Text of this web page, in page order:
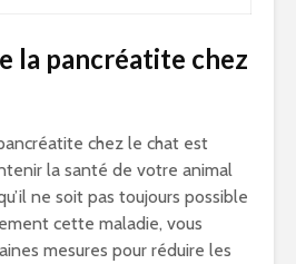
la pancréatite chez
chez le chat est
la santé de votre animal
ne soit pas toujours possible
cette maladie, vous
mesures pour réduire les